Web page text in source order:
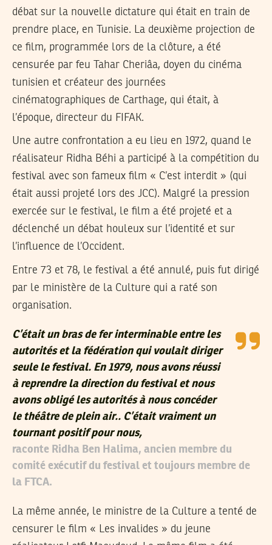
débat sur la nouvelle dictature qui était en train de
prendre place, en Tunisie. La deuxième projection de
ce film, programmée lors de la clôture, a été
censurée par feu Tahar Cheriâa, doyen du cinéma
tunisien et créateur des journées
cinématographiques de Carthage, qui était, à
l’époque, directeur du FIFAK.
Une autre confrontation a eu lieu en 1972, quand le
réalisateur Ridha Béhi a participé à la compétition du
festival avec son fameux film « C’est interdit » (qui
était aussi projeté lors des JCC). Malgré la pression
exercée sur le festival, le film a été projeté et a
déclenché un débat houleux sur l’identité et sur
l’influence de l’Occident.
Entre 73 et 78, le festival a été annulé, puis fut dirigé
par le ministère de la Culture qui a raté son
organisation.
C’était un bras de fer interminable entre les
autorités et la fédération qui voulait diriger
seule le festival. En 1979, nous avons réussi
à reprendre la direction du festival et nous
avons obligé les autorités à nous concéder
le théâtre de plein air.. C’était vraiment un
tournant positif pour nous,
raconte Ridha Ben Halima, ancien membre du
comité exécutif du festival et toujours membre de
la FTCA.
La même année, le ministre de la Culture a tenté de
censurer le film « Les invalides » du jeune